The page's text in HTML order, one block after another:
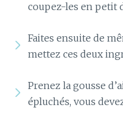
coupez-les en petit
Faites ensuite de
mettez ces deux
Prenez la gousse
épluchés, vous